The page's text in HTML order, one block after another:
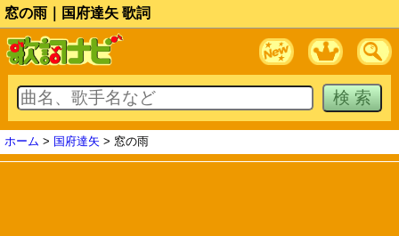
窓の雨｜国府達矢 歌詞
ホーム > 国府達矢 > 窓の雨